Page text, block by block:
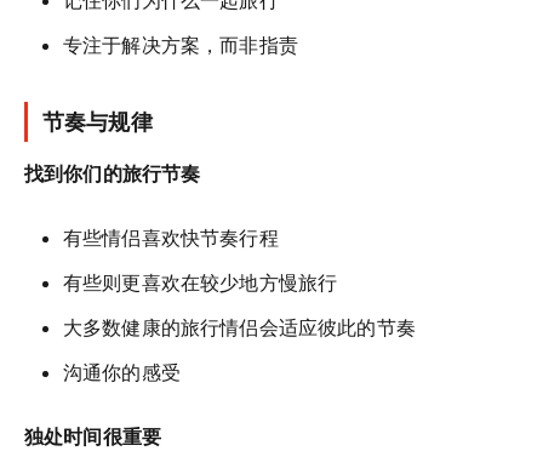
专注于解决方案，而非指责
节奏与规律
找到你们的旅行节奏
有些情侣喜欢快节奏行程
有些则更喜欢在较少地方慢旅行
大多数健康的旅行情侣会适应彼此的节奏
沟通你的感受
独处时间很重要